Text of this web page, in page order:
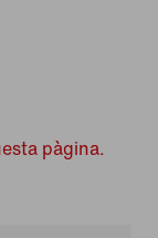
pàgina.